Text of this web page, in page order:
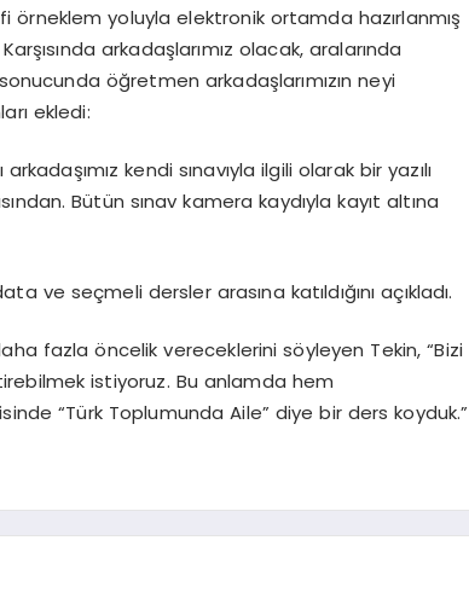
örneklem yoluyla elektronik ortamda hazırlanmış
arkadaşlarımız olacak, aralarında
öğretmen arkadaşlarımızın neyi
ekledi:
kendi sınavıyla ilgili olarak bir yazılı
Bütün sınav kamera kaydıyla kayıt altına
ve seçmeli dersler arasına katıldığını açıkladı.
fazla öncelik vereceklerini söyleyen Tekin, “Bizi
istiyoruz. Bu anlamda hem
“Türk Toplumunda Aile” diye bir ders koyduk.”